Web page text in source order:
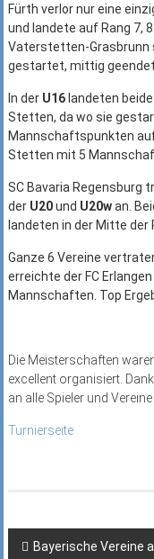
Fürth verlor nur eine
und landete auf Rang 7,
Vaterstetten-Grasbrunn
gestartet, mittig
In der U16landeten beide
Stetten, da wo sie
Mannschaftspunkten
Stetten mit 5
SC Bavaria Regensburg
der U20und U20wan.
landeten in der Mitte der
Ganze 6 Vereine
erreichte der FC
Mannschaften. Top
Die Meisterschaften
excellent organisiert.
an alle Spieler und
Turnierseite
Bayerische Vereine